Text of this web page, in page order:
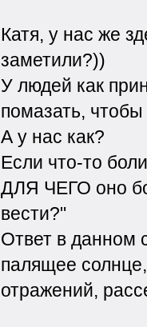
Катя, у нас же
заметили?))
У людей как
помазать,
А у нас как?
Если что-то
ДЛЯ ЧЕГО оно
вести?"
Ответ в данном
палящее
отражений,